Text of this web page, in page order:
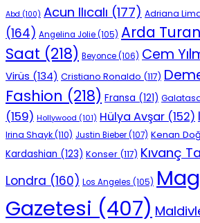
Abd (100) Acun Ilıcalı (177) Adriana
(164) Angelina Jolie(105) Arda Turan
Saat (218) Beyonce(106) Cem
Virüs (134) Cristiano Ronaldo (117)
Fashion (218) Fransa (121)
(159) Hollywood (101) Hülya Avşar (152)
Irina Shayk(110) Justin Bieber(107) Kenan
Kardashian (123) Konser (117) Kıvanç
Londra (160) Los Angeles (105)
Gazetesi (407)